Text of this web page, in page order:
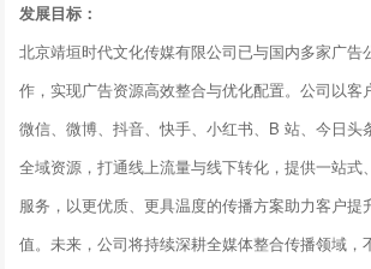
发展目标：
北京靖垣时代文化传媒有限公司已与国内多家广告
作，实现广告资源高效整合与优化配置。公司以客
微信、微博、抖音、快手、小红书、B 站、今日头
全域资源，打通线上流量与线下转化，提供一站式
服务，以更优质、更具温度的传播方案助力客户提
值。未来，公司将持续深耕全媒体整合传播领域，